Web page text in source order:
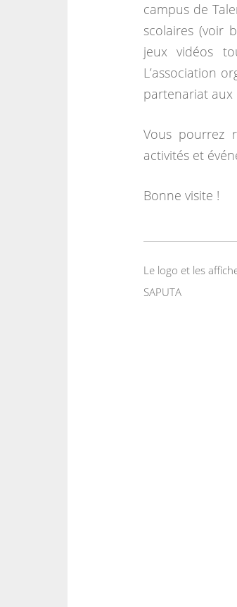
campus de
scolaires (voir
jeux vidéos
L’association
partenariat aux
Vous pourrez
activités et
Bonne visite !
Le logo et les
SAPUTA